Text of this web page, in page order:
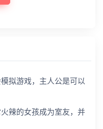
拟游戏，主人公是可以
辣的女孩成为室友，并